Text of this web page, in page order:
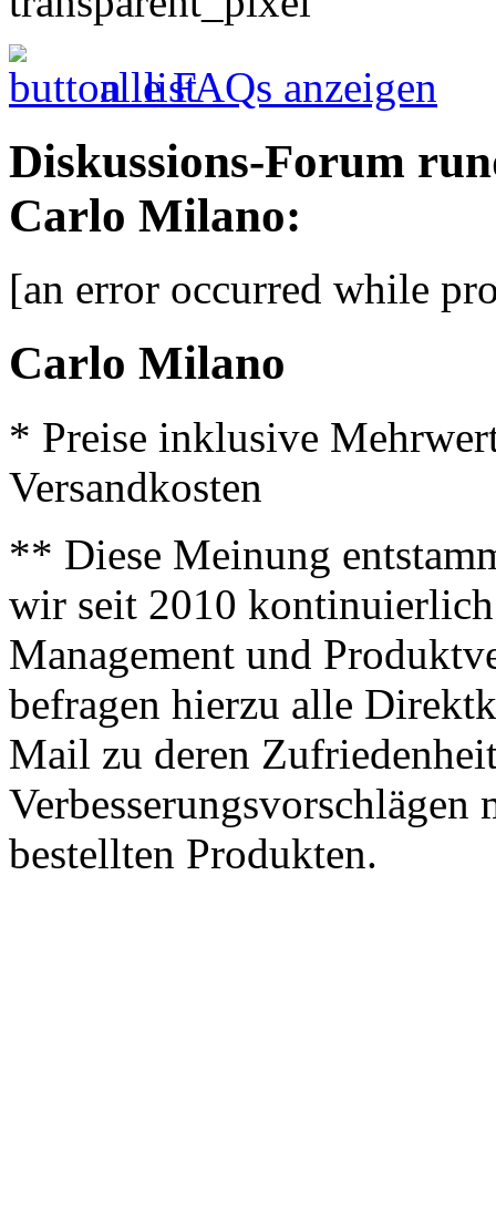
alle FAQs anzeigen
Diskussions-Forum
Carlo Milano:
[an error occurred while
Carlo Milano
* Preise inklusive
Versandkosten
** Diese Meinung
wir seit 2010
Management und
befragen hierzu alle
Mail zu deren
bestellten Produkten.